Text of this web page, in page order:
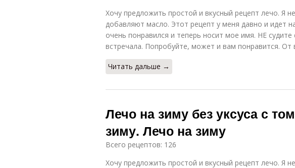
Хочу предложить простой и вкусный рецепт лечо. Я
добавляют масло. Этот рецепт у меня давно и идет
очень понравился и теперь носит мое имя. НЕ
встречала. Попробуйте, может и вам понравится. От
Читать дальше →
Лечо на зиму без уксуса с
зиму. Лечо на зиму
Всего рецептов: 126
Хочу предложить простой и вкусный рецепт лечо. Я